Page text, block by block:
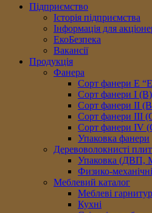
Підприємство
Історія підприємства
Інформація для
ЕкоБезпека
Вакансії
Продукція
Фанера
Сорт фанери E
Сорт фанери I (В)
Сорт фанери II
Сорт фанери III
Сорт фанери IV
Упаковка фанери
Деревоволокнисті
Упаковка (ДВП,
Физико-
Меблевий каталог
Меблеві
Кухні